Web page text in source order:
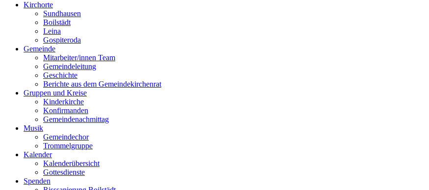
Kirchorte
Sundhausen
Boilstädt
Leina
Gospiteroda
Gemeinde
Mitarbeiter/innen Team
Gemeindeleitung
Geschichte
Berichte aus dem Gemeindekirchenrat
Gruppen und Kreise
Kinderkirche
Konfirmanden
Gemeindenachmittag
Musik
Gemeindechor
Trommelgruppe
Kalender
Kalenderübersicht
Gottesdienste
Spenden